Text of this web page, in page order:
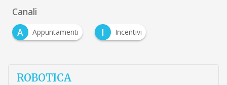
Canali
A
Appuntamenti I Incentivi
ROBOTICA